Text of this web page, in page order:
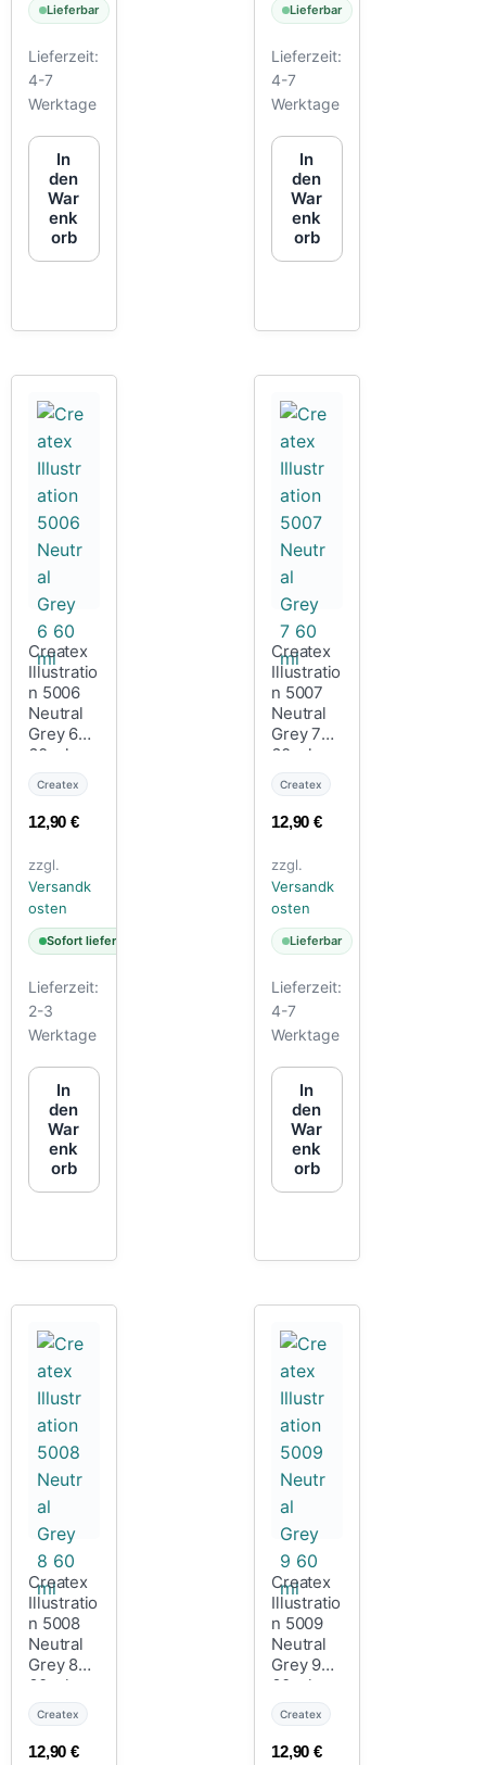
Lieferbar
Lieferzeit:
4-7
Werktage
In
den
War
enk
orb
Lieferbar
Lieferzeit:
4-7
Werktage
In
den
War
enk
orb
Createx
Illustratio
n 5006
Neutral
Grey 6
60 ml
Createx
12,90€
zzgl.
Versandk
osten
Sofort lieferbar
Lieferzeit:
2-3
Werktage
In
den
War
enk
orb
Createx
Illustratio
n 5007
Neutral
Grey 7
60 ml
Createx
12,90€
zzgl.
Versandk
osten
Lieferbar
Lieferzeit:
4-7
Werktage
In
den
War
enk
orb
Createx
Illustratio
n 5008
Neutral
Grey 8
60 ml
Createx
12,90€
Createx
Illustratio
n 5009
Neutral
Grey 9
60 ml
Createx
12,90€